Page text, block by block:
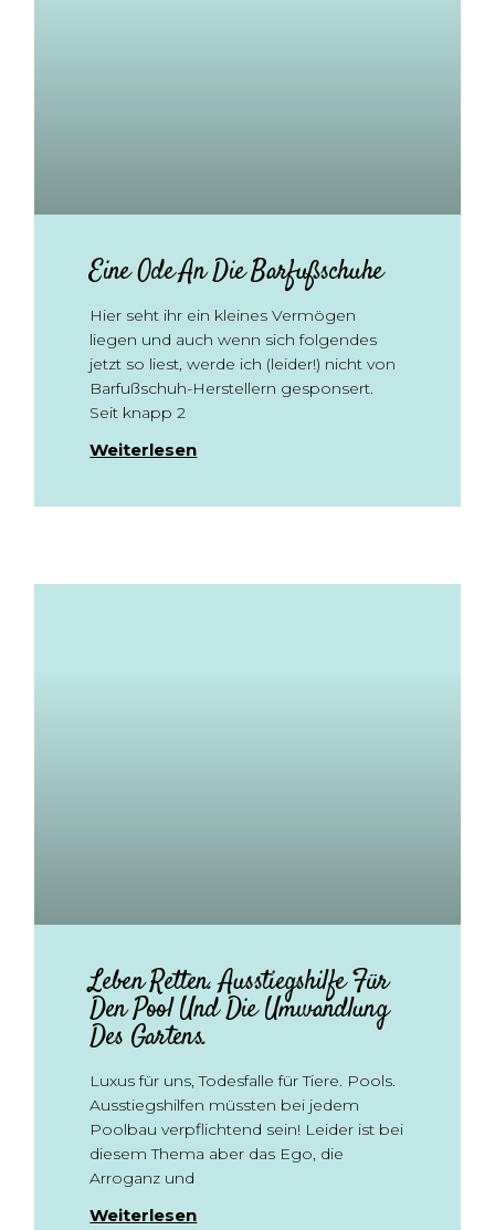
Eine Ode An Die Barfußschuhe
Hier seht ihr ein kleines Vermögen
liegen und auch wenn sich folgendes
jetzt so liest, werde ich (leider!) nicht von
Barfußschuh-Herstellern gesponsert.
Seit knapp 2
Weiterlesen
Leben Retten. Ausstiegshilfe Für
Den Pool Und Die Umwandlung
Des Gartens.
Luxus für uns, Todesfalle für Tiere. Pools.
Ausstiegshilfen müssten bei jedem
Poolbau verpflichtend sein! Leider ist bei
diesem Thema aber das Ego, die
Arroganz und
Weiterlesen